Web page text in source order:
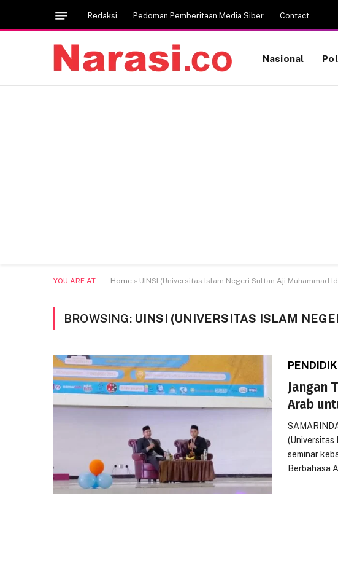
Redaksi Pedoman Pemberitaan Media Siber Contact
Nasional
YOU ARE AT: Home » UINSI (Universitas Islam Negeri Sultan Aji Muhammad
BROWSING: UINSI (UNIVERSITAS ISLAM
Jangan
Arab
(Universitas
seminar
Berbahasa